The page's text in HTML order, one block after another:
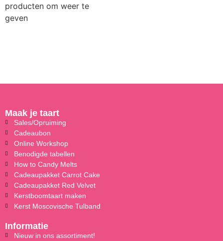
producten om weer te
geven
Maak je taart
Sales/Opruiming
Cadeaubon
Online Workshop
Benodigde tabellen
How to Candy Melts
Cadeaupakket Carrot Cake
Cadeaupakket Red Velvet
Kerstboomtaart maken
Kerst Moscovische Tulband
Informatie
Nieuw in ons assortiment!